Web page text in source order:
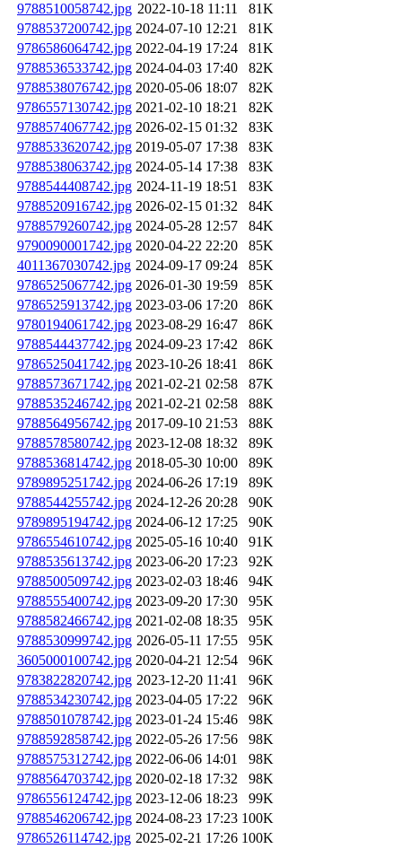
9788510058742.jpg 2022-10-18 11:11
81K
9788537200742.jpg 2024-07-10 12:21
81K
9786586064742.jpg 2022-04-19 17:24
81K
9788536533742.jpg 2024-04-03 17:40
82K
9788538076742.jpg 2020-05-06 18:07
82K
9786557130742.jpg 2021-02-10 18:21
82K
9788574067742.jpg 2026-02-15 01:32
83K
9788533620742.jpg 2019-05-07 17:38
83K
9788538063742.jpg 2024-05-14 17:38
83K
9788544408742.jpg 2024-11-19 18:51
83K
9788520916742.jpg 2026-02-15 01:32
84K
9788579260742.jpg 2024-05-28 12:57
84K
9790090001742.jpg 2020-04-22 22:20
85K
4011367030742.jpg 2024-09-17 09:24
85K
9786525067742.jpg 2026-01-30 19:59
85K
9786525913742.jpg 2023-03-06 17:20
86K
9780194061742.jpg 2023-08-29 16:47
86K
9788544437742.jpg 2024-09-23 17:42
86K
9786525041742.jpg 2023-10-26 18:41
86K
9788573671742.jpg 2021-02-21 02:58
87K
9788535246742.jpg 2021-02-21 02:58
88K
9788564956742.jpg 2017-09-10 21:53
88K
9788578580742.jpg 2023-12-08 18:32
89K
9788536814742.jpg 2018-05-30 10:00
89K
9789895251742.jpg 2024-06-26 17:19
89K
9788544255742.jpg 2024-12-26 20:28
90K
9789895194742.jpg 2024-06-12 17:25
90K
9786554610742.jpg 2025-05-16 10:40
91K
9788535613742.jpg 2023-06-20 17:23
92K
9788500509742.jpg 2023-02-03 18:46
94K
9788555400742.jpg 2023-09-20 17:30
95K
9788582466742.jpg 2021-02-08 18:35
95K
9788530999742.jpg 2026-05-11 17:55
95K
3605000100742.jpg 2020-04-21 12:54
96K
9783822820742.jpg 2023-12-20 11:41
96K
9788534230742.jpg 2023-04-05 17:22
96K
9788501078742.jpg 2023-01-24 15:46
98K
9788592858742.jpg 2022-05-26 17:56
98K
9788575312742.jpg 2022-06-06 14:01
98K
9788564703742.jpg 2020-02-18 17:32
98K
9786556124742.jpg 2023-12-06 18:23
99K
9788546206742.jpg 2024-08-23 17:23 100K
9786526114742.jpg 2025-02-21 17:26 100K